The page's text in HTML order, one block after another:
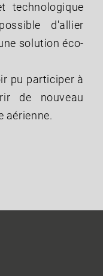
technologique
d'allier
solution éco-
pu participer à
de nouveau
aérienne.